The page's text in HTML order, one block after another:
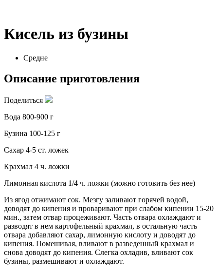
Кисель из бузины
Средне
Описание приготовления
Поделиться
Вода 800-900 г
Бузина 100-125 г
Сахар 4-5 ст. ложек
Крахмал 4 ч. ложки
Лимонная кислота 1/4 ч. ложки (можно готовить без нее)
Из ягод отжимают сок. Мезгу заливают горячей водой,
доводят до кипения и проваривают при слабом кипении 15-20
мин., затем отвар процеживают. Часть отвара охлаждают и
разводят в нем картофельный крахмал, в остальную часть
отвара добавляют сахар, лимонную кислоту и доводят до
кипения. Помешивая, вливают в разведенный крахмал и
снова доводят до кипения. Слегка охладив, вливают сок
бузины, размешивают и охлаждают.